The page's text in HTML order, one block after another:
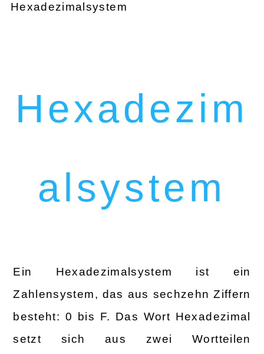
Pfadnavigation
Hexadezimalsystem
Hexadezim
alsystem
Ein Hexadezimalsystem ist ein
Zahlensystem, das aus sechzehn Ziffern
besteht: 0 bis F. Das Wort Hexadezimal
setzt sich aus zwei Wortteilen